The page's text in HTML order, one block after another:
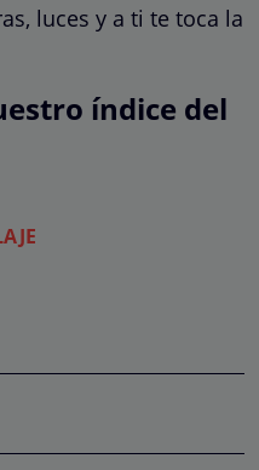
luces y a ti te toca la
índice del